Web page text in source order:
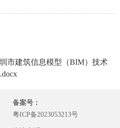
市建筑信息模型（BIM）技术
备案号：
粤ICP备2023053213号